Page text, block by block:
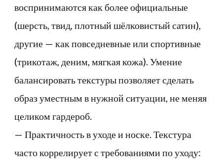
воспринимаются как более официальные
(шерсть, твид, плотный шёлковистый сатин),
другие — как повседневные или спортивные
(трикотаж, деним, мягкая кожа). Умение
балансировать текстуры позволяет сделать
образ уместным в нужной ситуации, не меняя
целиком гардероб.
— Практичность в уходе и носке. Текстура
часто коррелирует с требованиями по уходу: